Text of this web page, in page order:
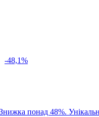
-48,1%
понад 48%.